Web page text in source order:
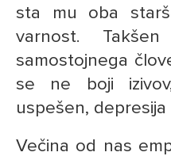
sta mu oba
varnost.
samostojnega
se ne boji
uspešen,
Večina od nas